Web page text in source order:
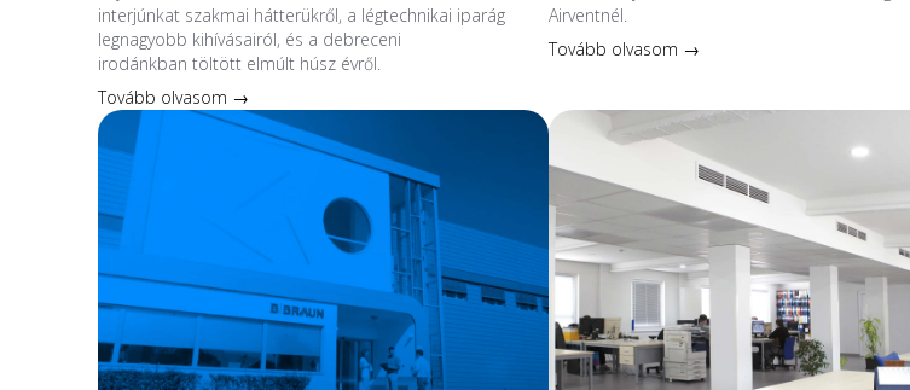
interjúnkat szakmai hátterükről, a légtechnikai iparág
legnagyobb kihívásairól, és a debreceni
irodánkban töltött elmúlt húsz évről.
Tovább olvasom →
Airventnél.
Tovább olvasom →